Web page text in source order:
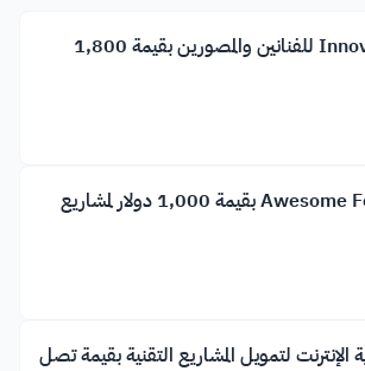
منحة Innovate Grant للفنانين والمصورين بقيمة 1,800
منحة Awesome Foundation بقيمة 1,000 دولار لمشاريع
لتمويل المشاريع التقنية بقيمة تصل